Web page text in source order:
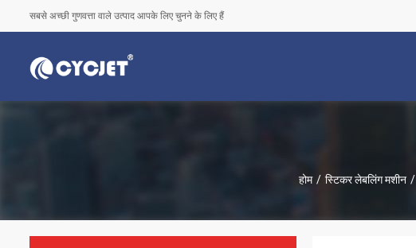
सबसे अच्छी गुणवत्ता वाले उत्पाद आपके लिए चुनने के लिए हैं
होम / स्टिकर लेबलिंग मशीन /